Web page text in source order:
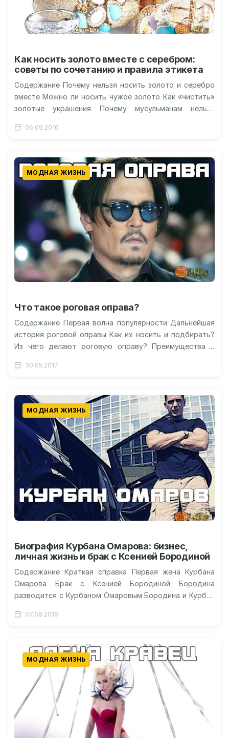
Как носить золото вместе с серебром:
советы по сочетанию и правила этикета
Содержание Почему нельзя носить золото и серебро
вместе Можно ли носить чужое золото Как «чистить»
золотые украшения Почему мусульманам нельзя
06.09.2016
МОДНАЯ ЖИЗНЬ
Что такое роговая оправа?
Содержание Первая волна популярности Дальнейшая
история роговой оправы Как их носить и подбирать?
Из чего делают роговую оправу? Преимущества и
30.05.2017
МОДНАЯ ЖИЗНЬ
Биография Курбана Омарова: бизнес,
личная жизнь и брак с Ксенией Бородиной
Содержание Краткая справка Первая жена Курбана
Омарова Брак с Ксенией Бородиной Бородина
разводится с Курбаном Омаровым Бородина и Курбан
Видео…
07.08.2016
МОДНАЯ ЖИЗНЬ